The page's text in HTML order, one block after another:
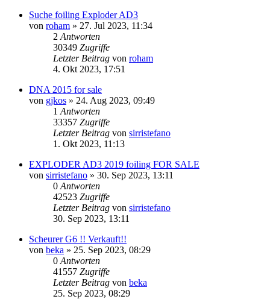
Suche foiling Exploder AD3
von roham » 27. Jul 2023, 11:34
2 Antworten
30349 Zugriffe
Letzter Beitrag von roham
4. Okt 2023, 17:51
DNA 2015 for sale
von gjkos » 24. Aug 2023, 09:49
1 Antworten
33357 Zugriffe
Letzter Beitrag von sirristefano
1. Okt 2023, 11:13
EXPLODER AD3 2019 foiling FOR SALE
von sirristefano » 30. Sep 2023, 13:11
0 Antworten
42523 Zugriffe
Letzter Beitrag von sirristefano
30. Sep 2023, 13:11
Scheurer G6 !! Verkauft!!
von beka » 25. Sep 2023, 08:29
0 Antworten
41557 Zugriffe
Letzter Beitrag von beka
25. Sep 2023, 08:29